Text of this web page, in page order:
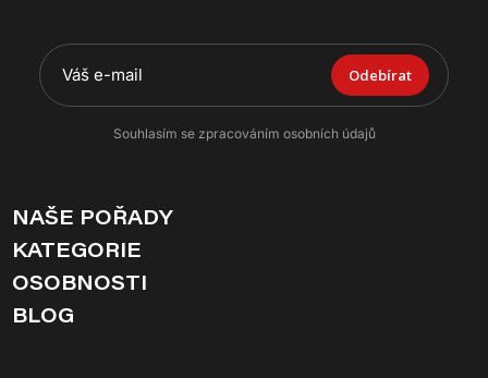
Odebírat
Souhlasím se zpracováním osobních údajů
NAŠE POŘADY
KATEGORIE
OSOBNOSTI
BLOG